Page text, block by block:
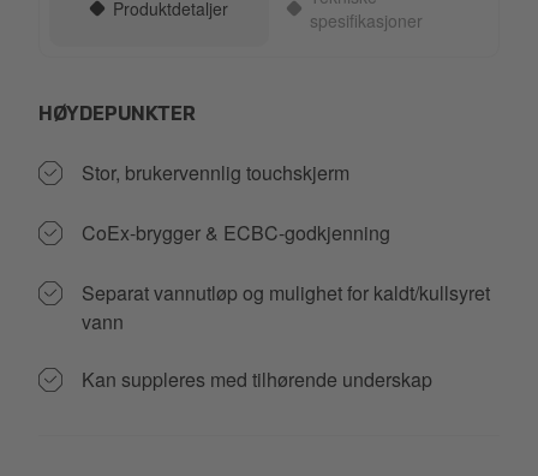
Produktdetaljer
spesifikasjoner
HØYDEPUNKTER
Stor, brukervennlig touchskjerm
CoEx-brygger & ECBC-godkjenning
Separat vannutløp og mulighet for kaldt/kullsyret
vann
Kan suppleres med tilhørende underskap